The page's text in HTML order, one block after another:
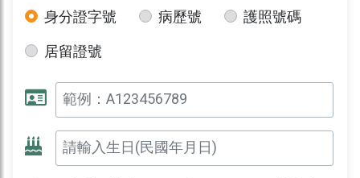
身分證字號 病歷號
護照號碼
居留證號